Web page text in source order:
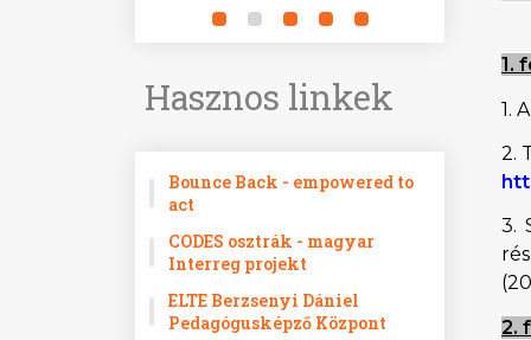
Hasznos linkek
Bounce Back - empowered to
act
CODES osztrák - magyar
Interreg projekt
ELTE Berzsenyi Dániel
Pedagógusképző Központ
1.
1.
2.
3.
2.